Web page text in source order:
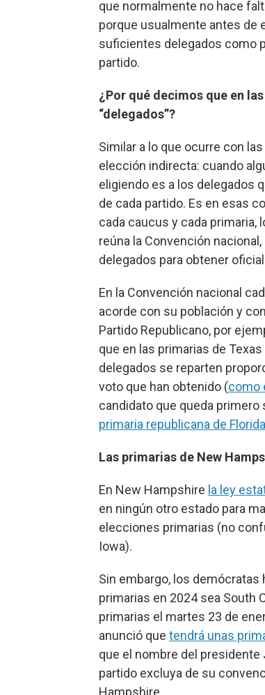
que normalmente no hace
porque usualmente antes de
suficientes delegados como
partido.
¿Por qué decimos que en
“delegados”?
Similar a lo que ocurre con
elección indirecta: cuando
eligiendo es a los delegados
de cada partido. Es en esas
cada caucus y cada primaria,
reúna la Convención
delegados para obtener
En la Convención nacional
acorde con su población y
Partido Republicano, por
que en las primarias de
delegados se reparten
voto que han obtenido (como
candidato que queda
primaria republicana de Florida
Las primarias de New
En New Hampshire la ley
en ningún otro estado para
elecciones primarias (no
Iowa).
Sin embargo, los
primarias en 2024 sea South
primarias el martes 23 de
anunció que tendrá unas
que el nombre del presidente
partido excluya de su
Hampshire.